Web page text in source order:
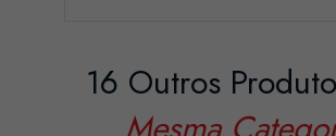
16 Outros